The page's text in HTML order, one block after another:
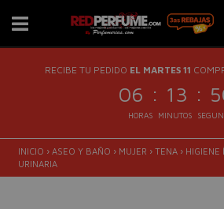
RECIBE TU PEDIDO EL MARTES 11
06 : 13 :
HORAS MINUTOS
INICIO › ASEO Y BAÑO › MUJER › TENA › HIGIENE
URINARIA